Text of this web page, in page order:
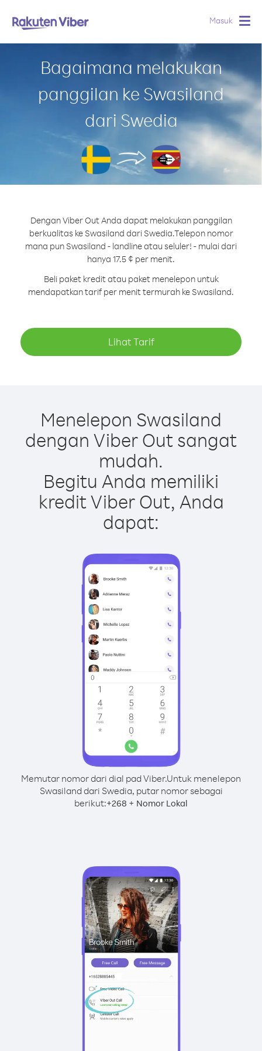
Masuk
Bagaimana melakukan
panggilan ke Swasiland
dari Swedia
Dengan Viber Out Anda dapat melakukan panggilan
berkualitas ke Swasiland dari Swedia.Telepon nomor
mana pun Swasiland - landline atau seluler! - mulai dari
hanya 17.5 ¢ per menit.
Beli paket kredit atau paket menelepon untuk
mendapatkan tarif per menit termurah ke Swasiland.
Lihat Tarif
Menelepon Swasiland
dengan Viber Out sangat
mudah.
Begitu Anda memiliki
kredit Viber Out, Anda
dapat:
Memutar nomor dari dial pad Viber.Untuk menelepon
Swasiland dari Swedia, putar nomor sebagai
berikut:+268 + Nomor Lokal